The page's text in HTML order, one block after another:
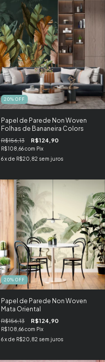
20% OFF
Papel de Parede Non Woven
Folhas de Bananeira Colors
R$156,13 R$124,90
R$108,66com Pix
6 x de R$20,82 sem juros
20% OFF
Papel de Parede Non Woven
Mata Oriental
R$156,13 R$124,90
R$108,66com Pix
6 x de R$20,82 sem juros